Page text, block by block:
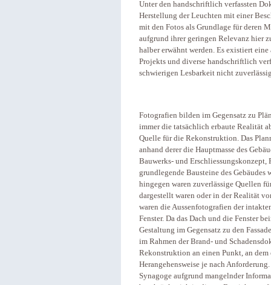
Unter den handschriftlich verfassten
Herstellung der Leuchten mit einer
mit den Fotos als Grundlage für deren
aufgrund ihrer geringen Relevanz hier
halber erwähnt werden. Es existiert
Projekts und diverse handschriftlich
schwierigen Lesbarkeit nicht
Fotografien bilden im Gegensatz zu
immer die tatsächlich erbaute Realität
Quelle für die Rekonstruktion. Das
anhand derer die Hauptmasse des
Bauwerks- und
grundlegende Bausteine des
hingegen waren zuverlässige Quellen
dargestellt waren oder in der Realität
waren die Aussenfotografien der
Fenster. Da das Dach und die Fenster
Gestaltung im Gegensatz zu den
im Rahmen der Brand- und
Rekonstruktion an einen Punkt, an
Herangehensweise je nach
Synagoge aufgrund mangelnder